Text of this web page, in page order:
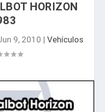
HORIZON
9, 2010 | Vehículos